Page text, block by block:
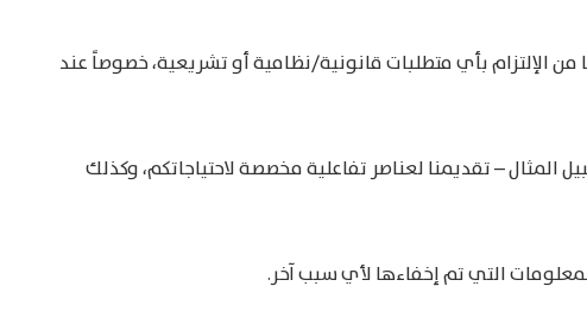
الإلتزام بأي متطلبات قانونية/نظامية أو تشريعية، خصوصاً عند
– تقديمنا لعناصر تفاعلية مخصصة لاحتياجاتكم، وكذلك
التي تم إخفاءها لأي سبب آخر.